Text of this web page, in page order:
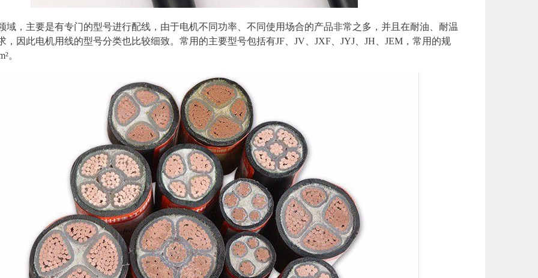
域，主要是有专门的型号进行配线，由于电机不同功率、不同使用场合的产品非常之多，并且在耐油、耐温
，因此电机用线的型号分类也比较细致。常用的主要型号包括有JF、JV、JXF、JYJ、JH、JEM，常用的规
。